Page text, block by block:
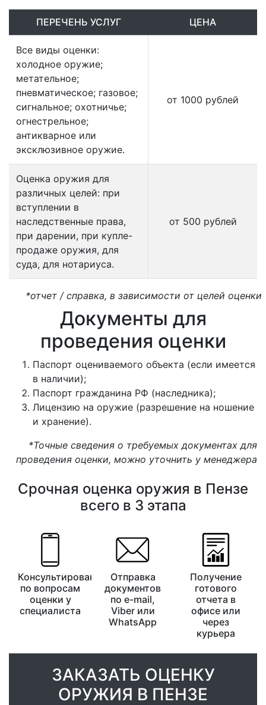
ПЕРЕЧЕНЬ УСЛУГ ЦЕНА
Все виды оценки:
холодное оружие;
метательное;
пневматическое; газовое;
сигнальное; охотничье;
огнестрельное;
антикварное или
эксклюзивное оружие.
от 1000 рублей
Оценка оружия для
различных целей: при
вступлении в
наследственные права,
при дарении, при купле-
продаже оружия, для
суда, для нотариуса.
от 500 рублей
*отчет / справка, в зависимости от целей оценки
Документы для
проведения оценки
Паспорт оцениваемого объекта (если имеется
в наличии);
Паспорт гражданина РФ (наследника);
Лицензию на оружие (разрешение на ношение
и хранение).
*Точные сведения о требуемых документах для
проведения оценки, можно уточнить у менеджера
Срочная оценка оружия в Пензе
всего в 3 этапа
Консультирование
по вопросам
оценки у
специалиста
Отправка
документов
по e-mail,
Viber или
WhatsApp
Получение
готового
отчета в
офисе или
через
курьера
ЗАКАЗАТЬ ОЦЕНКУ
ОРУЖИЯ В ПЕНЗЕ